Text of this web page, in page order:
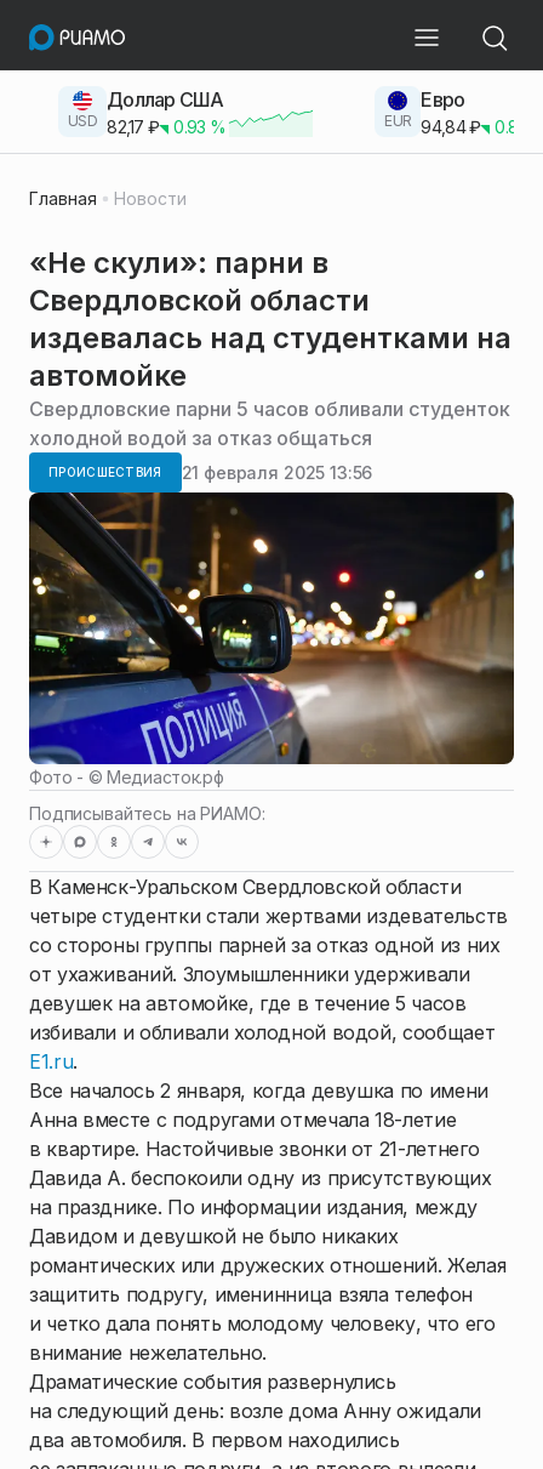
USD
Доллар США
82,17 ₽ 0.93 % EUR
Евро
94,84₽ 0.83
Главная Новости
«Не скули»: парни в
Свердловской области
издевалась над студентками на
автомойке
Свердловские парни 5 часов обливали студенток
холодной водой за отказ общаться
ПРОИСШЕСТВИЯ 21 февраля 2025 13:56
Фото - ©Медиасток.рф
Подписывайтесь на РИАМО:
В Каменск-Уральском Свердловской области
четыре студентки стали жертвами издевательств
со стороны группы парней за отказ одной из них
от ухаживаний. Злоумышленники удерживали
девушек на автомойке, где в течение 5 часов
избивали и обливали холодной водой, сообщает
E1.ru.
Все началось 2 января, когда девушка по имени
Анна вместе с подругами отмечала 18-летие
в квартире. Настойчивые звонки от 21-летнего
Давида А. беспокоили одну из присутствующих
на празднике. По информации издания, между
Давидом и девушкой не было никаких
романтических или дружеских отношений. Желая
защитить подругу, именинница взяла телефон
и четко дала понять молодому человеку, что его
внимание нежелательно.
Драматические события развернулись
на следующий день: возле дома Анну ожидали
два автомобиля. В первом находились